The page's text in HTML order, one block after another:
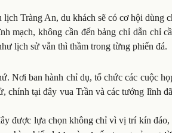
Tràng An, du khách sẽ có cơ hội dùng
mạch, không cần đến bảng chỉ dẫn chỉ
lịch sử vẫn thì thầm trong từng phiến đá.
Nơi ban hành chỉ dụ, tổ chức các cuộc
chính tại đây vua Trần và các tướng lĩnh
được lựa chọn không chỉ vì vị trí kín đáo,